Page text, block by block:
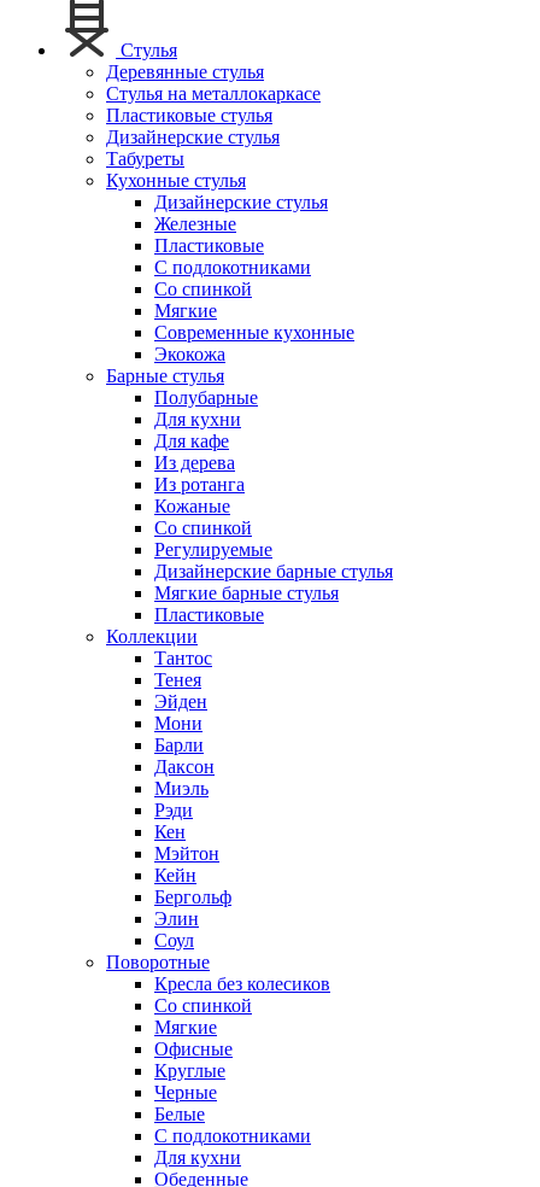
Стулья
Деревянные стулья
Стулья на металлокаркасе
Пластиковые стулья
Дизайнерские стулья
Табуреты
Кухонные стулья
Дизайнерские стулья
Железные
Пластиковые
С подлокотниками
Со спинкой
Мягкие
Современные кухонные
Экокожа
Барные стулья
Полубарные
Для кухни
Для кафе
Из дерева
Из ротанга
Кожаные
Со спинкой
Регулируемые
Дизайнерские барные стулья
Мягкие барные стулья
Пластиковые
Коллекции
Тантос
Тенея
Эйден
Мони
Барли
Даксон
Миэль
Рэди
Кен
Мэйтон
Кейн
Бергольф
Элин
Соул
Поворотные
Кресла без колесиков
Со спинкой
Мягкие
Офисные
Круглые
Черные
Белые
С подлокотниками
Для кухни
Обеденные